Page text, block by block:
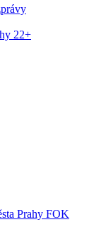
22+
Prahy FOK